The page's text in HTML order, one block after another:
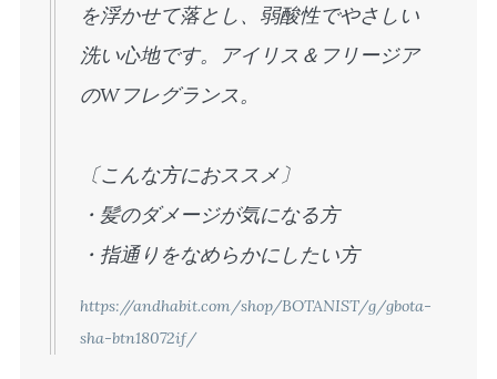
を浮かせて落とし、弱酸性でやさしい
洗い心地です。アイリス＆フリージア
のWフレグランス。
〔こんな方におススメ〕
・髪のダメージが気になる方
・指通りをなめらかにしたい方
https://andhabit.com/shop/BOTANIST/g/gbota-
sha-btn18072if/